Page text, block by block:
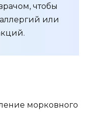
чтобы
или
морковного